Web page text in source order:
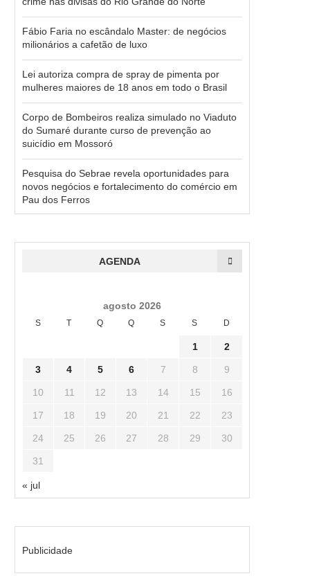
Fábio Faria no escândalo Master: de negócios
milionários a cafetão de luxo
Lei autoriza compra de spray de pimenta por
mulheres maiores de 18 anos em todo o Brasil
Corpo de Bombeiros realiza simulado no Viaduto
do Sumaré durante curso de prevenção ao
suicídio em Mossoró
Pesquisa do Sebrae revela oportunidades para
novos negócios e fortalecimento do comércio em
Pau dos Ferros
AGENDA
agosto 2026
S T Q Q S S D
1 2
3 4 5 6 7 8 9
10 11 12 13 14 15 16
17 18 19 20 21 22 23
24 25 26 27 28 29 30
31
« jul
Publicidade